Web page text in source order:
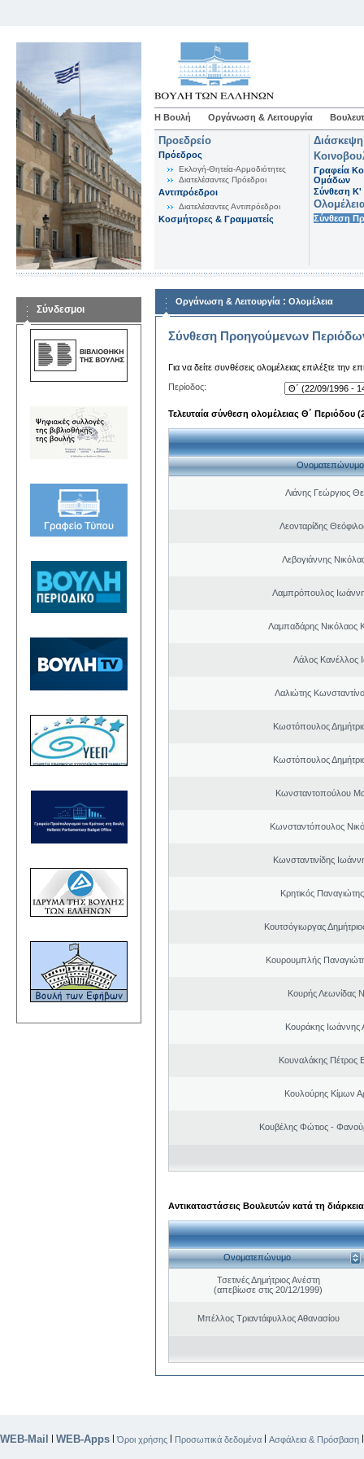
Η Βουλή Οργάνωση & Λειτουργία
Προεδρείο
Πρόεδρος
Εκλογή-Θητεία-Αρμοδιότητες
Διατελέσαντες Πρόεδροι
Αντιπρόεδροι
Διατελέσαντες Αντιπρόεδροι
Κοσμήτορες & Γραμματείς
Γραφεία
Ομάδων
Σύνθεση K'
Σύνθεση
Σύνδεσμοι
Οργάνωση & Λειτουργία : Ολομέλεια
Σύνθεση Προηγούμενων
Για να δείτε συνθέσεις ολομέλειας επιλέξτε την
Περίοδος:
Τελευταία σύνθεση ολομέλειας Θ΄ Περιόδου
Ονοματεπώνυμο
Λιάνης Γεώργιος
Λεονταρίδης
Λεβογιάννης
Λαμπρόπουλος
Λαμπαδάρης Νικόλαος
Λάλος Κανέλλος
Λαλιώτης
Κωστόπουλος
Κωστόπουλος
Κωνσταντοπούλου
Κωνσταντόπουλος
Κωνσταντινίδης
Κρητικός
Κουτσόγιωργας
Κουρουμπλής
Κουρής Λεωνίδας
Κουράκης Ιωάννης
Κουναλάκης Πέτρος
Κουλούρης Κίμων
Κουβέλης Φώτιος -
Αντικαταστάσεις Βουλευτών κατά τη
Ονοματεπώνυμο
Τσετινές Δημήτριος Ανέστη
(απεβίωσε στις 20/12/1999)
Μπέλλος Τριαντάφυλλος Αθανασίου
WEB-Mail | WEB-Apps |Όροι χρήσης | Προσωπικά δεδομένα | Ασφάλεια & Πρόσβαση